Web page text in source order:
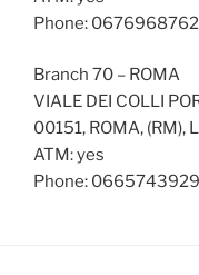
Phone: 0676968762
Branch 70 – ROMA
VIALE DEI COLLI
00151, ROMA, (RM),
ATM: yes
Phone: